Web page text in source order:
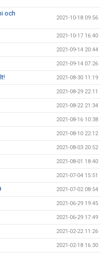
och
2021-10-18 09:56
2021-10-17 16:40
2021-09-14 20:44
2021-09-14 07:26
2021-08-30 11:19
2021-08-29 22:11
2021-08-22 21:34
2021-08-16 10:38
2021-08-10 22:12
2021-08-03 20:52
2021-08-01 18:40
2021-07-04 15:51
2021-07-02 08:54
2021-06-29 19:45
2021-06-29 17:49
2021-02-22 11:26
2021-02-18 16:30